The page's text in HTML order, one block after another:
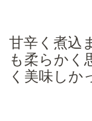
甘辛く煮込
も柔らかく
く美味しか